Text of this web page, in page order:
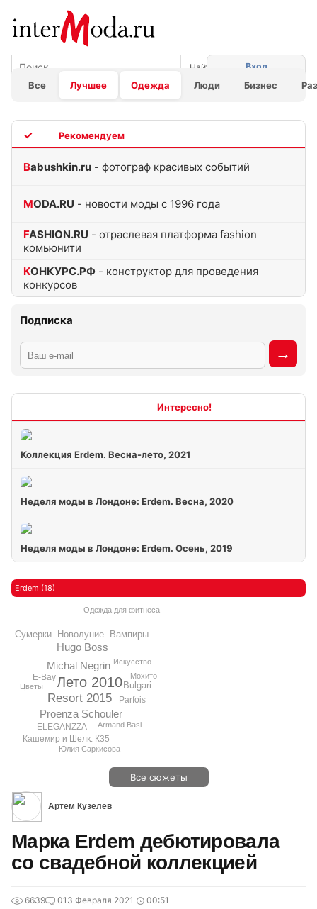
Все Лучшее Одежда Люди Бизнес
Вход
Babushkin.ru - фотограф красивых событий
MODA.RU - новости моды с 1996 года
FASHION.RU - отраслевая платформа fashion
комьюнити
КОНКУРС.РФ - конструктор для проведения
конкурсов
Подписка
Коллекция Erdem. Весна-лето, 2021
Неделя моды в Лондоне: Erdem. Весна, 2020
Неделя моды в Лондоне: Erdem. Осень, 2019
Erdem (18)
Лето 2010
Resort 2015
Michal Negrin
Proenza Schouler
Hugo Boss
Сумерки. Новолуние. Вампиры
Bulgari
ELEGANZZA
E-Bay
Кашемир и Шелк. К35
Parfois
Мохито
Юлия Саркисова
Armand Basi
Цветы
Одежда для фитнеса
Искусство
Все сюжеты
Артем Кузелев
Марка Erdem дебютировала
со свадебной коллекцией
6639 013 Февраля 2021 00:51